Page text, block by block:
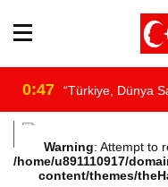
0:47 “Türkiye, Dünya
content/themes/
Warning: Attempt to
/home/u891110917/
content/themes/